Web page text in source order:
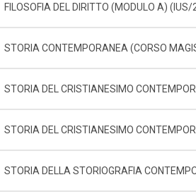
FILOSOFIA DEL DIRITTO (MODULO A) (IUS/
STORIA CONTEMPORANEA (CORSO
STORIA DEL CRISTIANESIMO
STORIA DEL CRISTIANESIMO
STORIA DELLA STORIOGRAFIA